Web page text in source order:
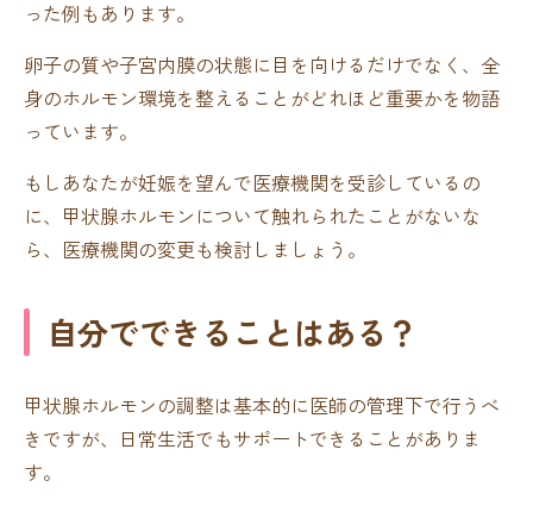
った例もあります。
卵子の質や子宮内膜の状態に目を向けるだけでなく、全
身のホルモン環境を整えることがどれほど重要かを物語
っています。
もしあなたが妊娠を望んで医療機関を受診しているの
に、甲状腺ホルモンについて触れられたことがないな
ら、医療機関の変更も検討しましょう。
自分でできることはある？
甲状腺ホルモンの調整は基本的に医師の管理下で行うべ
きですが、日常生活でもサポートできることがありま
す。